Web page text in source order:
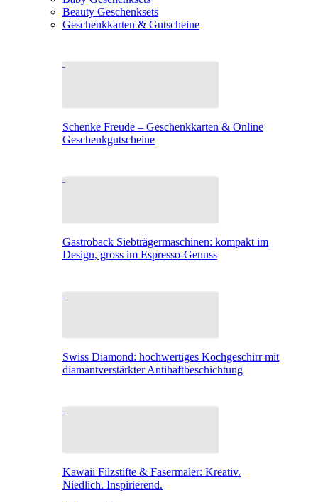
Beauty Geschenksets
Geschenkkarten & Gutscheine
Schenke Freude – Geschenkkarten & Online
Geschenkgutscheine
Gastroback Siebträgermaschinen: kompakt im
Design, gross im Espresso-Genuss
Swiss Diamond: hochwertiges Kochgeschirr mit
diamantverstärkter Antihaftbeschichtung
Kawaii Filzstifte & Fasermaler: Kreativ.
Niedlich. Inspirierend.